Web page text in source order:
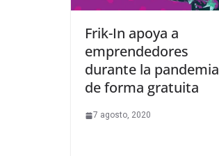
Frik-In apoya a
emprendedores
durante la pandemia
de forma gratuita
7 agosto, 2020